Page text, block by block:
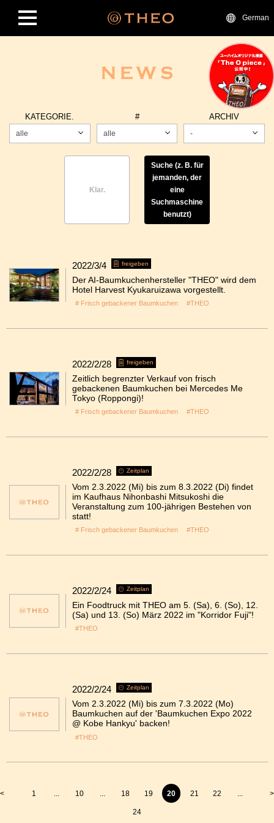
German
KATEGORIE.
alle
#
alle
ARCHIV
-
Klar.
Suche (z. B. für
jemanden, der
eine
Suchmaschine
benutzt)
2022/3/4 freigeben
Der AI-Baumkuchenhersteller "THEO" wird dem
Hotel Harvest Kyukaruizawa vorgestellt.
# Frisch gebackener Baumkuchen #THEO
2022/2/28 freigeben
Zeitlich begrenzter Verkauf von frisch
gebackenen Baumkuchen bei Mercedes Me
Tokyo (Roppongi)!
# Frisch gebackener Baumkuchen #THEO
2022/2/28 Zeitplan
Vom 2.3.2022 (Mi) bis zum 8.3.2022 (Di) findet
im Kaufhaus Nihonbashi Mitsukoshi die
Veranstaltung zum 100-jährigen Bestehen von
statt!
# Frisch gebackener Baumkuchen #THEO
2022/2/24 Zeitplan
Ein Foodtruck mit THEO am 5. (Sa), 6. (So), 12.
(Sa) und 13. (So) März 2022 im "Korridor Fuji"!
#THEO
2022/2/24 Zeitplan
Vom 2.3.2022 (Mi) bis zum 7.3.2022 (Mo)
Baumkuchen auf der 'Baumkuchen Expo 2022
@ Kobe Hankyu' backen!
#THEO
1
< 10 18 19 20 21 22 >
24